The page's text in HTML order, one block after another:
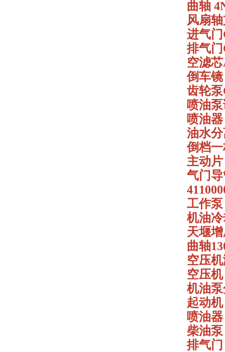
曲轴
风扇轴
进气门
排气门
空滤芯
倒车镜
齿轮泵
喷油
喷油
油水分
倒档一
主动片
气门导
工作泵
机油冷
天堰增
曲轴
空压机
空压机
机油泵
起动机
喷油
柴油泵
排气门